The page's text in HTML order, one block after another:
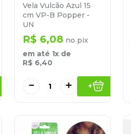
Vela Vulcão Azul 15
cm VP-B Popper -
UN
R$ 6,08 no pix
em até 1x de
R$ 6,40
＋
－ +